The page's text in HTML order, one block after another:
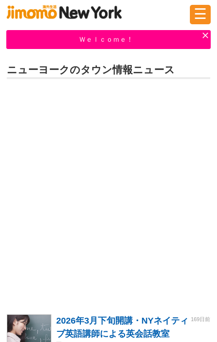
☰
Ｗｅｌｃｏｍｅ！
ニューヨークのタウン情報ニュース
2026年3月下旬開講・NYネイティ
ブ英語講師による英会話教室
169日前